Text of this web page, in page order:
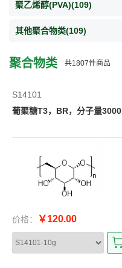
聚乙烯醇(PVA)(109)
其他聚合物类(109)
聚合物类 共1807件商品
S14101
葡聚糖T3，BR，分子量3000
价格： ￥120.00